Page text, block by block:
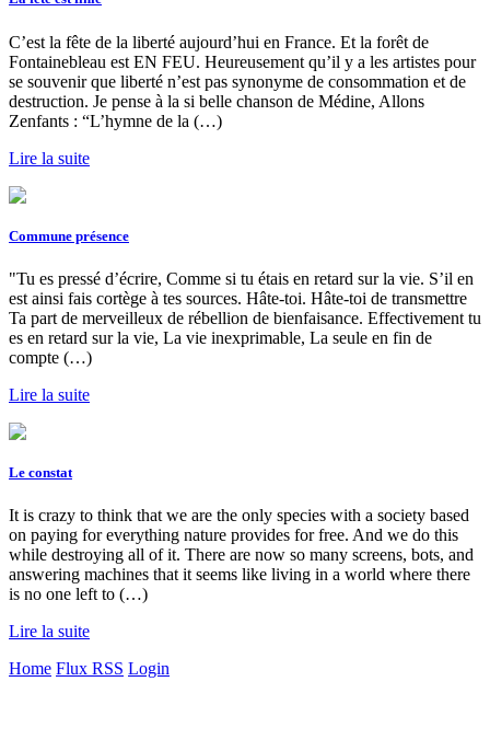
C’est la fête de la liberté aujourd’hui en France. Et la forêt de
Fontainebleau est EN FEU. Heureusement qu’il y a les artistes pour
se souvenir que liberté n’est pas synonyme de consommation et de
destruction. Je pense à la si belle chanson de Médine, Allons
Zenfants : “L’hymne de la (…)
Lire la suite
Commune présence
"Tu es pressé d’écrire, Comme si tu étais en retard sur la vie. S’il en
est ainsi fais cortège à tes sources. Hâte-toi. Hâte-toi de transmettre
Ta part de merveilleux de rébellion de bienfaisance. Effectivement tu
es en retard sur la vie, La vie inexprimable, La seule en fin de
compte (…)
Lire la suite
Le constat
It is crazy to think that we are the only species with a society based
on paying for everything nature provides for free. And we do this
while destroying all of it. There are now so many screens, bots, and
answering machines that it seems like living in a world where there
is no one left to (…)
Lire la suite
Home Flux RSS Login